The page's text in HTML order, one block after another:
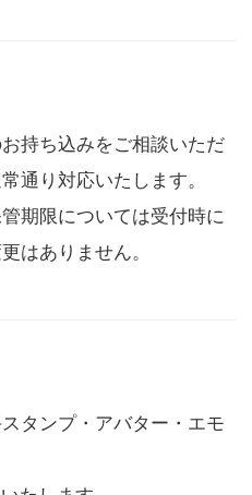
持ち込みをご相談いただ
通り対応いたします。
期限については受付時に
はありません。
タンプ・アバター・エモ